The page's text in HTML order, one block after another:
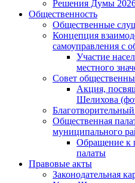
Решения Думы
Общественность
Общественные
Концепция
самоуправления с
Участие
местного
Совет
Акция,
Шелихова
Общественная
муниципального
Обращение к
палаты
Правовые акты
Законодательная